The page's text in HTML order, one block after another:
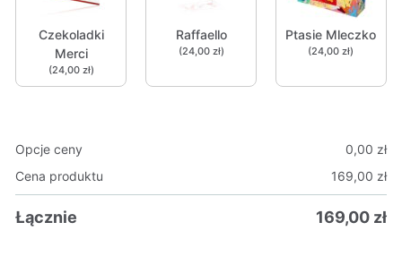
Czekoladki
Merci
(24,00 zł)
Raffaello
(24,00 zł)
Ptasie Mleczko
(24,00 zł)
Opcje ceny 0,00 zł
Cena produktu
169,00 zł
Łącznie 169,00 zł